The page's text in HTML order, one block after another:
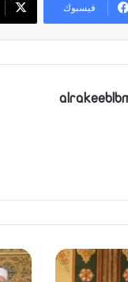
فيسبوك